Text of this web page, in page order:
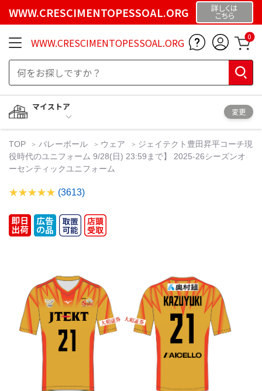
WWW.CRESCIMENTOPESSOAL.ORG 詳しくは
こちら
WWW.CRESCIMENTOPESSOAL.ORG 0
マイストア
変更
TOP バレーボール ウェア
ジェイテクト豊田昇平コーチ現
役時代のユニフォーム 9/28(日) 23:59まで】 2025-26シーズンオ
ーセンティックユニフォーム
(3613)